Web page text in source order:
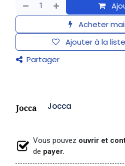
Acheter
Ajouter à la
Partager
Jocca
Vous pouvez ouvrir et
de payer.